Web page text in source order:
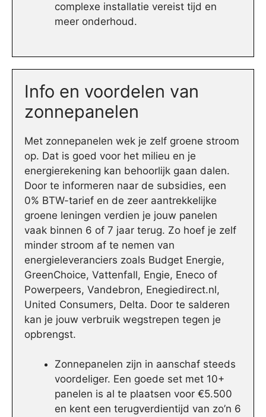
complexe installatie vereist tijd en
meer onderhoud.
Info en voordelen van
zonnepanelen
Met zonnepanelen wek je zelf groene stroom
op. Dat is goed voor het milieu en je
energierekening kan behoorlijk gaan dalen.
Door te informeren naar de subsidies, een
0% BTW-tarief en de zeer aantrekkelijke
groene leningen verdien je jouw panelen
vaak binnen 6 of 7 jaar terug. Zo hoef je zelf
minder stroom af te nemen van
energieleveranciers zoals Budget Energie,
GreenChoice, Vattenfall, Engie, Eneco of
Powerpeers, Vandebron, Enegiedirect.nl,
United Consumers, Delta. Door te salderen
kan je jouw verbruik wegstrepen tegen je
opbrengst.
Zonnepanelen zijn in aanschaf steeds
voordeliger. Een goede set met 10+
panelen is al te plaatsen voor €5.500
en kent een terugverdientijd van zo’n 6